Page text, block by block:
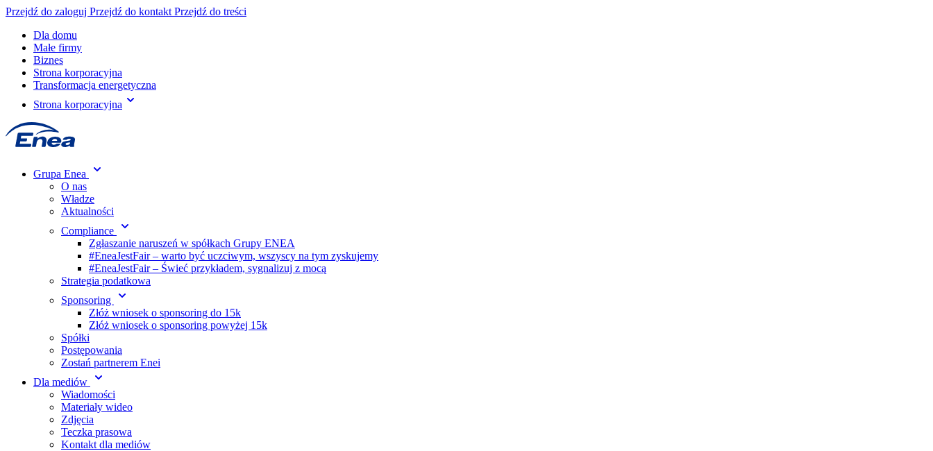
Przejdź do zaloguj Przejdź do kontakt Przejdź do treści
Dla domu
Małe firmy
Biznes
Strona korporacyjna
Transformacja energetyczna
Strona korporacyjna
Grupa Enea
O nas
Władze
Aktualności
Compliance
Zgłaszanie naruszeń w spółkach Grupy ENEA
#EneaJestFair – warto być uczciwym, wszyscy na tym zyskujemy
#EneaJestFair – Świeć przykładem, sygnalizuj z mocą
Strategia podatkowa
Sponsoring
Złóż wniosek o sponsoring do 15k
Złóż wniosek o sponsoring powyżej 15k
Spółki
Postępowania
Zostań partnerem Enei
Dla mediów
Wiadomości
Materiały wideo
Zdjęcia
Teczka prasowa
Kontakt dla mediów